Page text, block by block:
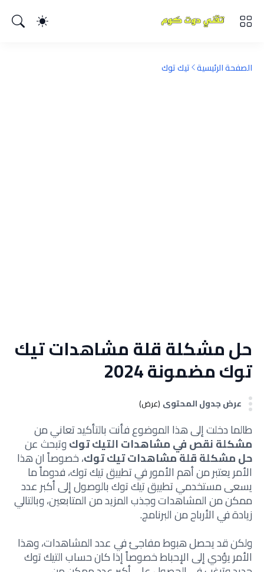
الصفحة الرئيسية تيك توك
حل مشكلة قلة مشاهدات تيك
توك مضمونة 2024
عرض جدول المحتوى (عرض)
طالما دخلت إلى هذا الموضوع فأنت بالتأكيد تعاني من
مشكلة نقص في مشاهدات التيك توكوتبحث عن
حل مشكلة قلة مشاهدات تيك توك، خصوصاً ان هذا
الأمر يعتبر من أهم الأمور في تطبيق تيك توك، فدوماً ما
يسعى مستخدمي تطبيق تيك توك بالوصول إلى أكبر عدد
ممكن من المشاهدات وجذب المزيد من المتابعين، وبالتالي
زيادة في الأرباح من البرنامج.
ولكن قد يحصل هبوط مفاجئ في عدد المشاهدات، وهذا
الأمر يؤدي إلى الإحباط خصوصاً إذا كان حساب التيك توك